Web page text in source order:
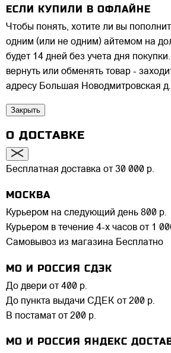
ЕСЛИ КУПИЛИ В ОФЛАЙНЕ
Чтобы понять, хотите ли вы
одним (или не одним) айтемом на
будет 14 дней без учета дня
вернуть или обменять товар -
адресу Большая Новодмитровская
Закрыть
О ДОСТАВКЕ
Бесплатная доставка от 30 000 р.
МОСКВА
Курьером на следующий день 800 р.
Курьером в течение 4-х часов от 1
Самовывоз из магазина Бесплатно
МО И РОССИЯ СДЭК
До двери от 400 р.
До пункта выдачи СДЕК от 200 р.
В постамат от 200 р.
МО И РОССИЯ ЯНДЕКС